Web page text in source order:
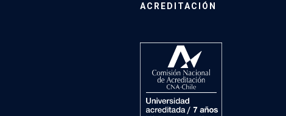
ACREDITACIÓN